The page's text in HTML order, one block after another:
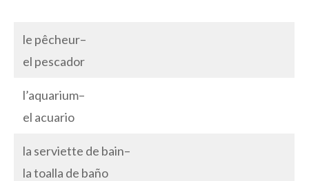
le pêcheur–
el pescador
l’aquarium–
el acuario
la serviette de bain–
la toalla de baño